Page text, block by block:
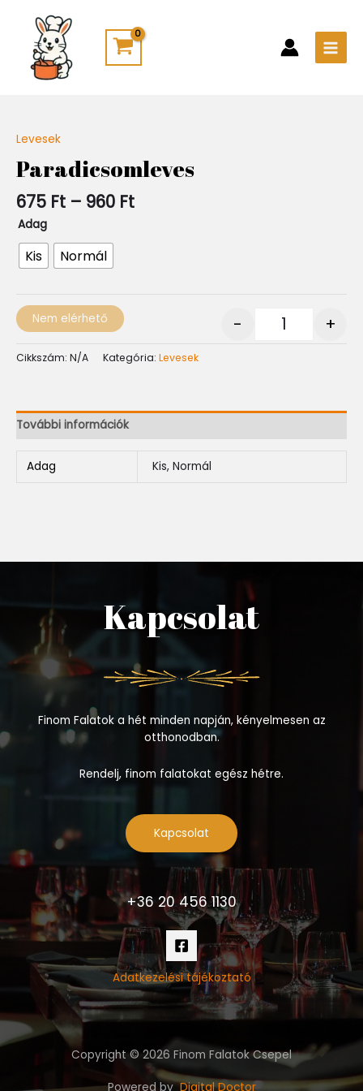
content
Levesek
Paradicsomleves
675 Ft – 960 Ft
675 Ft
-
960 Ft
Adag
Kis Normál
- +
Nem elérhető
Cikkszám: N/A Kategória: Levesek
További információk
Adag Kis, Normál
Kapcsolat
Finom Falatok a hét minden napján, kényelmesen az
otthonodban.
Rendelj, finom falatokat egész hétre.
Kapcsolat
+36 20 456 1130
Adatkezelési tájékoztató
Copyright © 2026 Finom Falatok Csepel
Powered byDigital Doctor